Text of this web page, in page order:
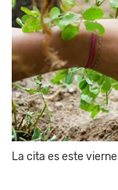
La cita es este